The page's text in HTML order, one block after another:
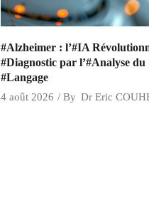
#Alzheimer : l’#IA
#Diagnostic par l’#Analyse du
#Langage
4 août 2026 By Dr Eric